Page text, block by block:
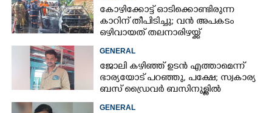
കോഴിക്കോട്ട് ഓടിക്കൊണ്ടിരുന്ന
കാറിന് തീപിടിച്ചു; വൻ അപകടം
ഒഴിവായത് തലനാരിഴയ്ക്ക്
GENERAL
ജോലി കഴിഞ്ഞ് ഉടൻ എത്താമെന്ന്
ഭാര്യയോട് പറഞ്ഞു, പക്ഷേ; സ്വകാര്യ
ബസ് ഡ്രൈവ‌ർ ബസിനുള്ളിൽ
തൂങ്ങിമരിച്ച നിലയിൽ
GENERAL